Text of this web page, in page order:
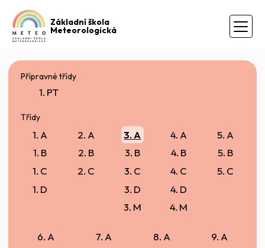
Základní škola
Meteorologická
Přípravné třídy
1. PT
Třídy
1. A
1. B
1. C
1. D
2. A
2. B
2. C
3. A
3. B
3. C
3. D
3. M
4. A
4. B
4. C
4. D
4. M
5. A
5. B
5. C
6. A
7. A
8. A
9. A